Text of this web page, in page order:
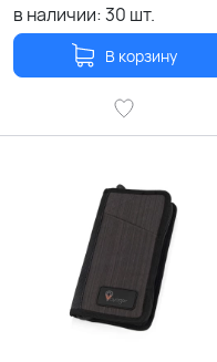
в наличии:30 шт.
В корзину